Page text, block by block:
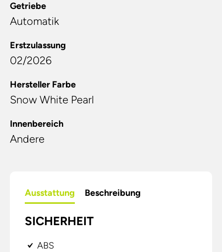
Getriebe
Automatik
Erstzulassung
02/2026
Hersteller Farbe
Snow White Pearl
Innenbereich
Andere
Ausstattung Beschreibung
SICHERHEIT
ABS